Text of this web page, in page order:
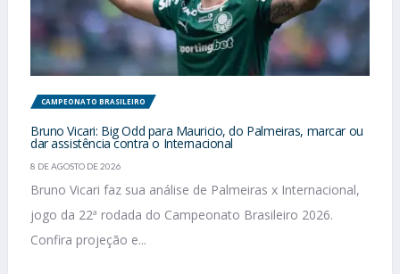
CAMPEONATO BRASILEIRO
Bruno Vicari: Big Odd para Mauricio, do Palmeiras, marcar ou
dar assistência contra o Internacional
8 DE AGOSTO DE 2026
Bruno Vicari faz sua análise de Palmeiras x Internacional,
jogo da 22ª rodada do Campeonato Brasileiro 2026.
Confira projeção e...